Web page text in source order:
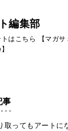
編集部
はこちら 【マガ
事
取ってもアート